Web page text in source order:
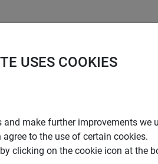
USES COOKIES
make further improvements we
to the use of certain cookies.
clicking on the cookie icon at the